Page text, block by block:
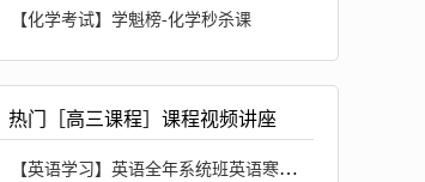
【化学考试】学魁榜-化学秒杀课
热门［高三课程］课程视频讲座
【英语学习】英语全年系统班英语寒假班名师讲座